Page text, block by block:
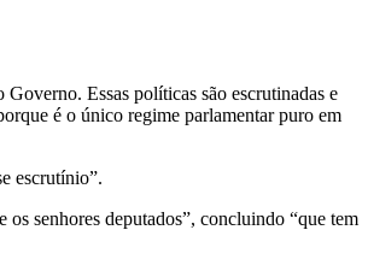
Essas políticas são escrutinadas e
é o único regime parlamentar puro em
escrutínio”.
os senhores deputados”, concluindo “que tem